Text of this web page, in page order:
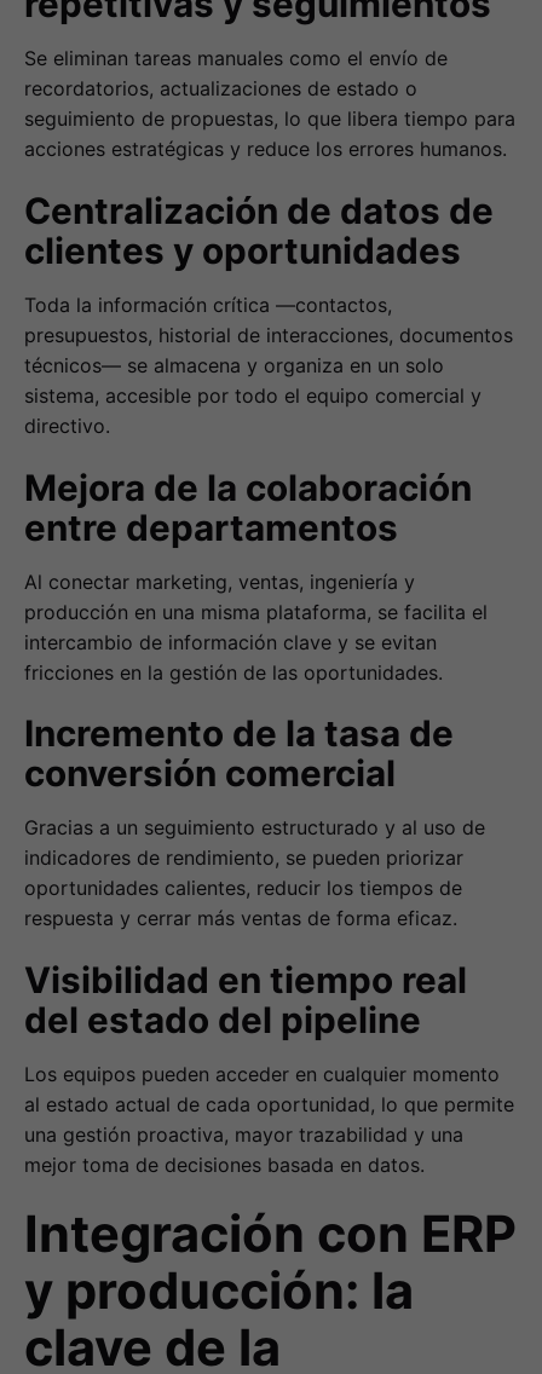
Se eliminan tareas manuales como el envío de
recordatorios, actualizaciones de estado o
seguimiento de propuestas, lo que libera tiempo para
acciones estratégicas y reduce los errores humanos.
Centralización de datos de
clientes y oportunidades
Toda la información crítica —contactos,
presupuestos, historial de interacciones, documentos
técnicos— se almacena y organiza en un solo
sistema, accesible por todo el equipo comercial y
directivo.
Mejora de la colaboración
entre departamentos
Al conectar marketing, ventas, ingeniería y
producción en una misma plataforma, se facilita el
intercambio de información clave y se evitan
fricciones en la gestión de las oportunidades.
Incremento de la tasa de
conversión comercial
Gracias a un seguimiento estructurado y al uso de
indicadores de rendimiento, se pueden priorizar
oportunidades calientes, reducir los tiempos de
respuesta y cerrar más ventas de forma eficaz.
Visibilidad en tiempo real
del estado del pipeline
Los equipos pueden acceder en cualquier momento
al estado actual de cada oportunidad, lo que permite
una gestión proactiva, mayor trazabilidad y una
mejor toma de decisiones basada en datos.
Integración con ERP
y producción: la
clave de la